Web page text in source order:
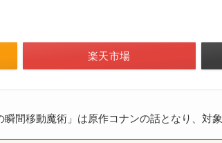
楽天市場
間移動魔術」は原作コナンの話となり、対